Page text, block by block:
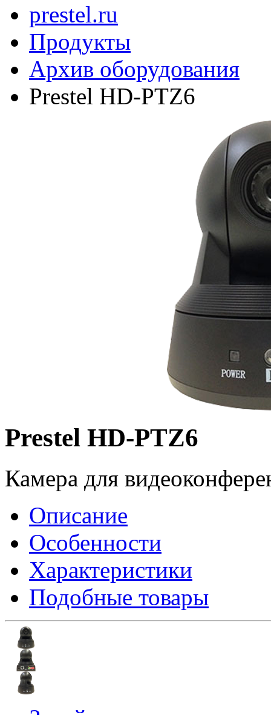
prestel.ru
Продукты
Архив оборудования
Prestel HD-PTZ6
Prestel HD-PTZ6
Камера для
Описание
Особенности
Характеристики
Подобные товары